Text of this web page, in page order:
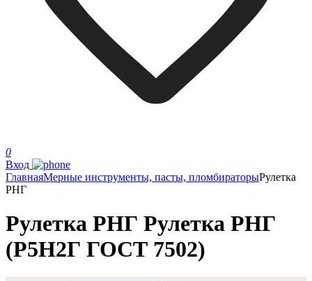
0
Вход
ГлавнаяМерные инструменты, пасты, пломбираторыРулетка
РНГ
Рулетка РНГ Рулетка РНГ
(Р5Н2Г ГОСТ 7502)